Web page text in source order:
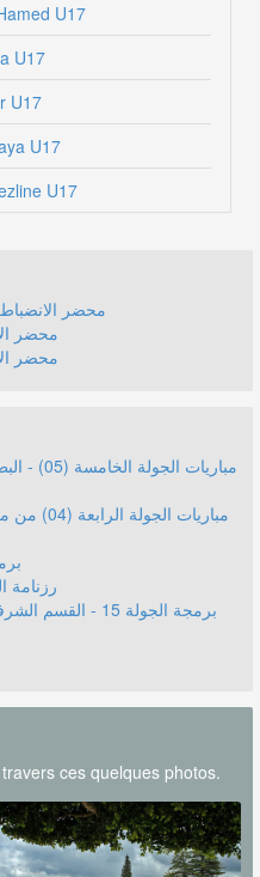
U17
U17
U17
U17
U17
محضر الانضباط رقم 25 -
محضر
محضر
مباريات
مباريات
برمجة
رزنامة
برمجة الجولة 15
ces quelques photos.